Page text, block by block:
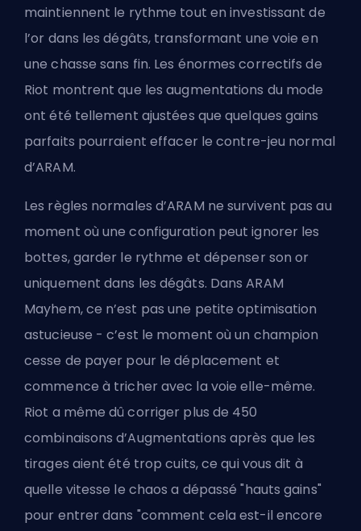
maintiennent le rythme tout en investissant de
l’or dans les dégâts, transformant une voie en
une chasse sans fin. Les énormescorrectifs de
Riot montrent que les augmentations du mode
ont été tellement ajustées que quelques gains
parfaits pourraient effacer le contre-jeu normal
d’ARAM.
Les règles normales d’ARAM ne survivent pas au
moment où une configuration peut ignorer les
bottes, garder le rythme et dépenser son or
uniquement dans les dégâts. Dans ARAM
Mayhem, ce n’est pas une petite optimisation
astucieuse - c’est le moment où un champion
cesse de payer pour le déplacement et
commence à tricher avec la voie elle-même.
Riot a même dû corriger plus de 450
combinaisons d’Augmentations après que les
tirages aient été trop cuits, ce qui vous dit à
quelle vitesse le chaos a dépassé "hauts gains"
pour entrer dans "comment cela est-il encore